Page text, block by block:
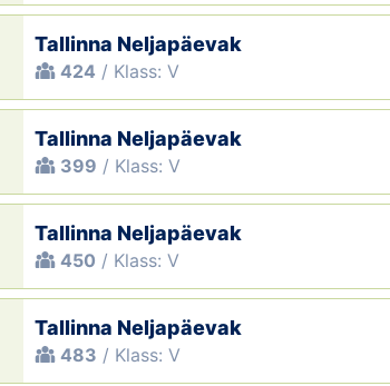
Tallinna Neljapäevak
424 / Klass: V
Tallinna Neljapäevak
399 / Klass: V
Tallinna Neljapäevak
450 / Klass: V
Tallinna Neljapäevak
483 / Klass: V